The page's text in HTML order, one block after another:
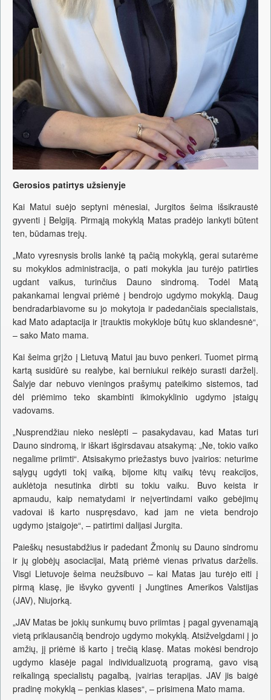
Gerosios patirtys užsienyje
Kai Matui suėjo septyni mėnesiai, Jurgitos šeima išsikraustė
gyventi į Belgiją. Pirmąją mokyklą Matas pradėjo lankyti būtent
ten, būdamas trejų.
„Mato vyresnysis brolis lankė tą pačią mokyklą, gerai sutarėme
su mokyklos administracija, o pati mokykla jau turėjo patirties
ugdant vaikus, turinčius Dauno sindromą. Todėl Matą
pakankamai lengvai priėmė į bendrojo ugdymo mokyklą. Daug
bendradarbiavome su jo mokytoja ir padedančiais specialistais,
kad Mato adaptacija ir įtrauktis mokykloje būtų kuo sklandesnė“,
– sako Mato mama.
Kai šeima grįžo į Lietuvą Matui jau buvo penkeri. Tuomet pirmą
kartą susidūrė su realybe, kai berniukui reikėjo surasti darželį.
Šalyje dar nebuvo vieningos prašymų pateikimo sistemos, tad
dėl priėmimo teko skambinti ikimokyklinio ugdymo įstaigų
vadovams.
„Nusprendžiau nieko neslėpti – pasakydavau, kad Matas turi
Dauno sindromą, ir iškart išgirsdavau atsakymą: „Ne, tokio vaiko
negalime priimti“. Atsisakymo priežastys buvo įvairios: neturime
sąlygų ugdyti tokį vaiką, bijome kitų vaikų tėvų reakcijos,
auklėtoja nesutinka dirbti su tokiu vaiku. Buvo keista ir
apmaudu, kaip nematydami ir neįvertindami vaiko gebėjimų
vadovai iš karto nuspręsdavo, kad jam ne vieta bendrojo
ugdymo įstaigoje“, – patirtimi dalijasi Jurgita.
Paieškų nesustabdžius ir padedant Žmonių su Dauno sindromu
ir jų globėjų asociacijai, Matą priėmė vienas privatus darželis.
Visgi Lietuvoje šeima neužsibuvo – kai Matas jau turėjo eiti į
pirmą klasę, jie išvyko gyventi į Jungtines Amerikos Valstijas
(JAV), Niujorką.
„JAV Matas be jokių sunkumų buvo priimtas į pagal gyvenamąją
vietą priklausančią bendrojo ugdymo mokyklą. Atsižvelgdami į jo
amžių, jį priėmė iš karto į trečią klasę. Matas mokėsi bendrojo
ugdymo klasėje pagal individualizuotą programą, gavo visą
reikalingą specialistų pagalbą, įvairias terapijas. JAV jis baigė
pradinę mokyklą – penkias klases“, – prisimena Mato mama.